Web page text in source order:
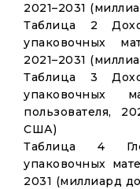
2021–2031
Таблица 2
упаковочных
2021–2031
Таблица 3
упаковочных
пользователя,
США)
Таблица 4
упаковочных
2031 (миллиард